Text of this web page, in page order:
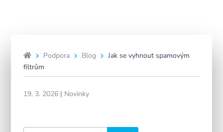
Podpora Blog
Jak se vyhnout spamovým
filtrům
19. 3. 2026 | Novinky